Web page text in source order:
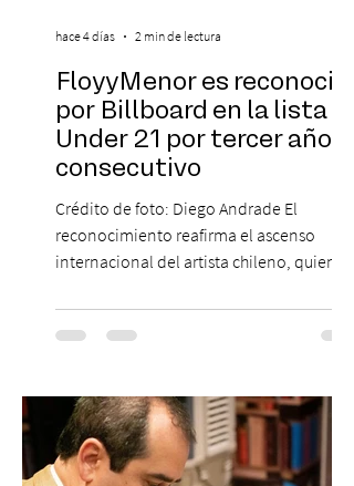
FloyyMenor es reconocido
por Billboard en la lista 21
Under 21 por tercer año
consecutivo
Crédito de foto: Diego Andrade El
reconocimiento reafirma el ascenso
internacional del artista chileno, quien
en la escena global. MIAMI, FL (3 de agosto
de 2026) — FloyyMenor ha sido
Under 21 por tercer año consecutivo,
formando parte una vez más de la
selección anual de la publicación que
destaca a los artistas menores de 21 años
hace 4 días 2 min de lectura